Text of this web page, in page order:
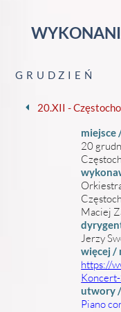
GRUDZIEŃ
20.XII -
miejsce
20
Maciej
Jerzy
więcej /
https://
utwory
Piano